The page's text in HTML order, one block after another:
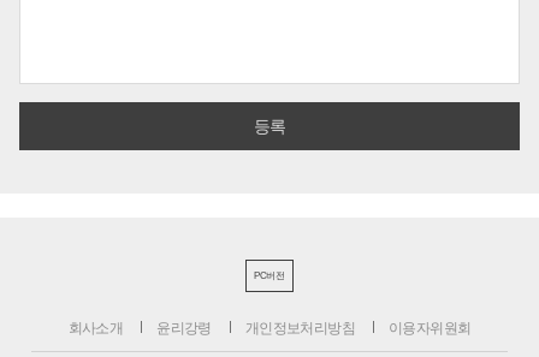
PC버전
회사소개 윤리강령 개인정보처리방침 이용자위원회